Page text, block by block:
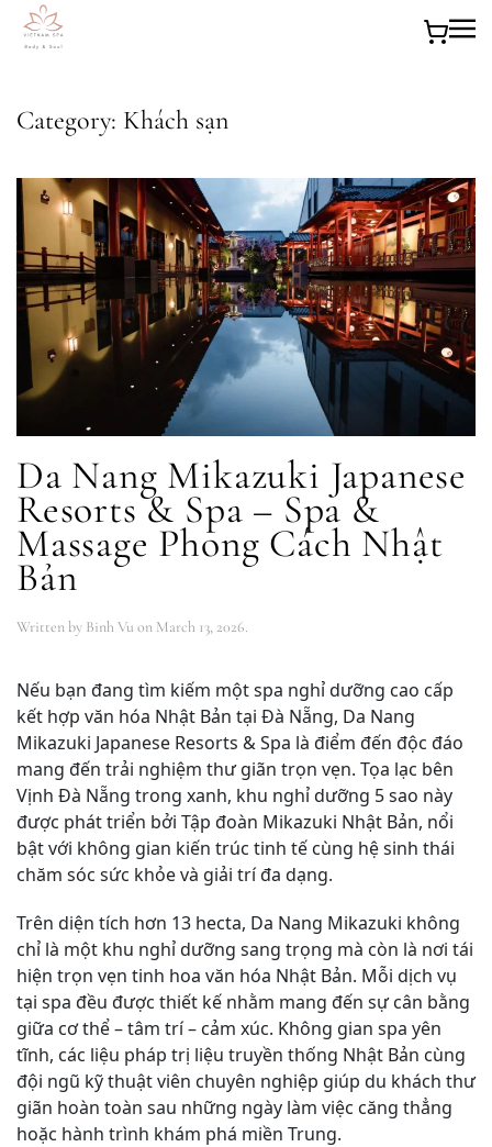
Category: Khách sạn
Da Nang Mikazuki Japanese
Resorts & Spa – Spa &
Massage Phong Cách Nhật
Bản
Written by Binh Vu on March 13, 2026.
Nếu bạn đang tìm kiếm một spa nghỉ dưỡng cao cấp
kết hợp văn hóa Nhật Bản tại Đà Nẵng, Da Nang
Mikazuki Japanese Resorts & Spa là điểm đến độc đáo
mang đến trải nghiệm thư giãn trọn vẹn. Tọa lạc bên
Vịnh Đà Nẵng trong xanh, khu nghỉ dưỡng 5 sao này
được phát triển bởi Tập đoàn Mikazuki Nhật Bản, nổi
bật với không gian kiến trúc tinh tế cùng hệ sinh thái
chăm sóc sức khỏe và giải trí đa dạng.
Trên diện tích hơn 13 hecta, Da Nang Mikazuki không
chỉ là một khu nghỉ dưỡng sang trọng mà còn là nơi tái
hiện trọn vẹn tinh hoa văn hóa Nhật Bản. Mỗi dịch vụ
tại spa đều được thiết kế nhằm mang đến sự cân bằng
giữa cơ thể – tâm trí – cảm xúc. Không gian spa yên
tĩnh, các liệu pháp trị liệu truyền thống Nhật Bản cùng
đội ngũ kỹ thuật viên chuyên nghiệp giúp du khách thư
giãn hoàn toàn sau những ngày làm việc căng thẳng
hoặc hành trình khám phá miền Trung.